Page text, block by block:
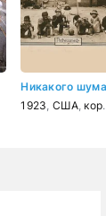
криминал,
, фантастика,
Никакого шума
1923 США, короткометражка